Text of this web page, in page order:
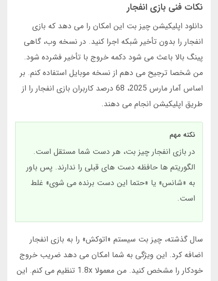
نکات فنی بازی انفجار
دانلود اپلیکیشن چیز بت این امکان را می دهد که بازی
انفجار را بدون تأخیر شبکه اجرا کنید. در نسخه وب، گاهی
پینگ بالا باعث می شود دکمه خروج با تأخیر فشرده شود.
من شخصا ترجیح می دهم از نسخه موبایل استفاده کنم. بر
اساس آمار مارس 2025، 68 درصد کاربران بازی انفجار را از
طریق اپلیکیشن انجام می دهند.
نکته مهم
در بازی انفجار چیز بت، هر دست شما مستقل است.
الگوریتم ها حافظه دست های قبلی را ندارند. پس باور
به «شانس» یا «حتما این دست برنده می شوی» غلط
است.
سال گذشته، چیز بت سیستم «اتوکش» را به بازی انفجار
اضافه کرد. این ویژگی به شما امکان می دهد ضریب خروج
خودکار را مشخص کنید. من معمولا 1.8x تنظیم می کنم. این